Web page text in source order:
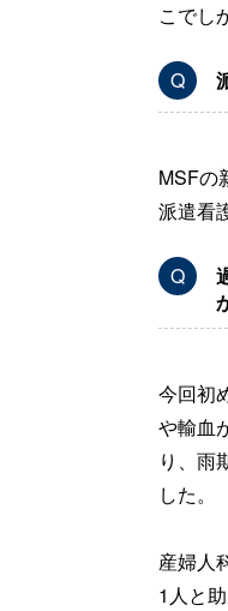
こでし
Q
MSFの
派遣看
Q
今回初
や輸血
り、雨
した。
産婦人
1人と